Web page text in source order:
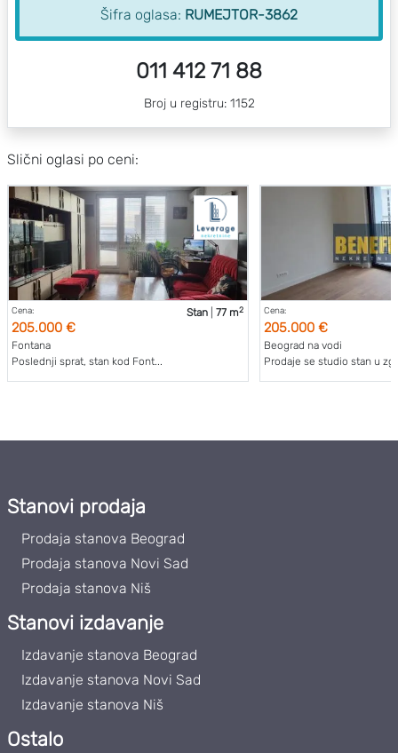
Šifra oglasa: RUMEJTOR-3862
011 412 71 88
Broj u registru: 1152
Slični oglasi po ceni:
Cena:
205.000 €
Stan| 77 m2
Fontana
Poslednji sprat, stan kod Font...
Cena:
205.000 €
Beograd na vodi
Prodaje se studio stan u
Stanovi prodaja
Prodaja stanova Beograd
Prodaja stanova Novi Sad
Prodaja stanova Niš
Stanovi izdavanje
Izdavanje stanova Beograd
Izdavanje stanova Novi Sad
Izdavanje stanova Niš
Ostalo